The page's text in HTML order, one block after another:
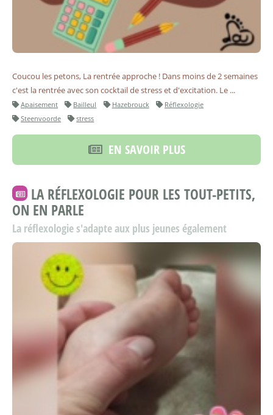
Coucou les petons, La rentrée approche ! Dans moins de 2 semaines
c'est la rentrée avec son cocktail de stress et d'excitation. Le ...
Apaisement Bailleul Hazebrouck
Réflexologie
Steenvoorde
stress
EN SAVOIR PLUS
LA RÉFLEXOLOGIE POUR LES TOUT-PETITS,
ON EN PARLE
La réflexologie s'adapte aux plus jeunes également